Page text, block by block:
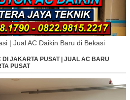
| Jual AC Daikin Baru di Bekasi
DI JAKARTA PUSAT | JUAL AC BARU
PUSAT